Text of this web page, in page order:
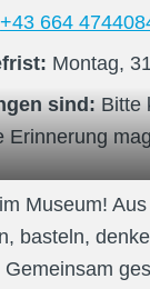
+43 664
Montag,
sind: Bitte
Erinnerung
12 Jahre
Museum!
basteln,
Gemeinsam